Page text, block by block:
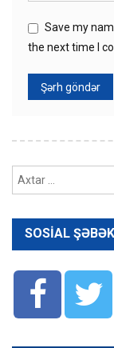
Save my
the next time I
SOSIAL